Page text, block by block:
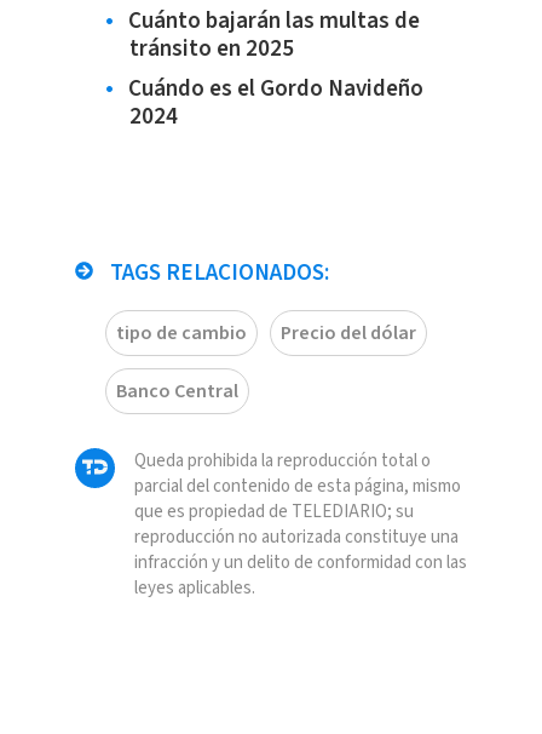
Cuánto bajarán las multas de
tránsito en 2025
Cuándo es el Gordo Navideño
2024
TAGS RELACIONADOS:
tipo de cambio Precio del dólar
Banco Central
Queda prohibida la reproducción total o
parcial del contenido de esta página, mismo
que es propiedad de TELEDIARIO; su
reproducción no autorizada constituye una
infracción y un delito de conformidad con las
leyes aplicables.